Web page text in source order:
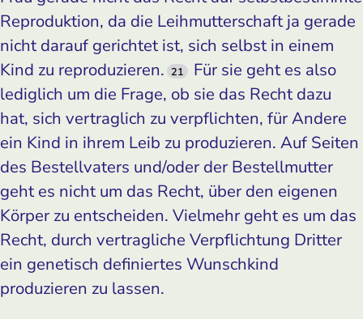
Reproduktion, da die Leihmutterschaft ja gerade
nicht darauf gerichtet ist, sich selbst in einem
Kind zu reproduzieren. 21
Für sie geht es also
lediglich um die Frage, ob sie das Recht dazu
hat, sich vertraglich zu verpflichten, für Andere
ein Kind in ihrem Leib zu produzieren. Auf Seiten
des Bestellvaters und/oder der Bestellmutter
geht es nicht um das Recht, über den eigenen
Körper zu entscheiden. Vielmehr geht es um das
Recht, durch vertragliche Verpflichtung Dritter
ein genetisch definiertes Wunschkind
produzieren zu lassen.